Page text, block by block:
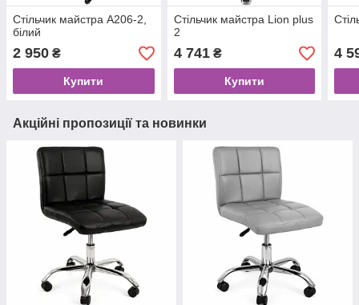
Стільчик майстра А206-2,
білий
2 950 ₴
Купити
Стільчик майстра Lion plus
2
4 741₴
Купити
4
Акційні пропозиції та новинки